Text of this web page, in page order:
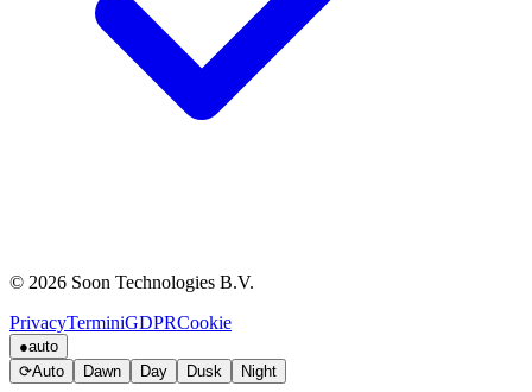
© 2026 Soon Technologies B.V.
PrivacyTerminiGDPRCookie
●auto
⟳Auto Dawn Day Dusk Night